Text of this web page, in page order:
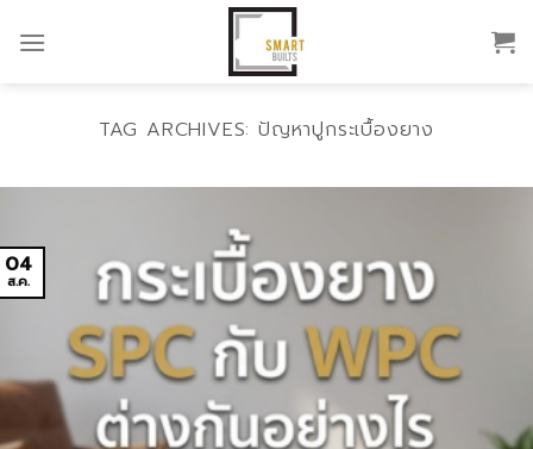
TAG ARCHIVES:ปัญหาปูกระเบื้องยาง
04
ส.ค.